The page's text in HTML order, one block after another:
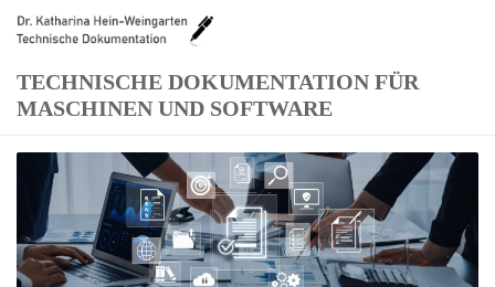
Zum Inhalt springen
TECHNISCHE DOKUMENTATION FÜR
MASCHINEN UND SOFTWARE